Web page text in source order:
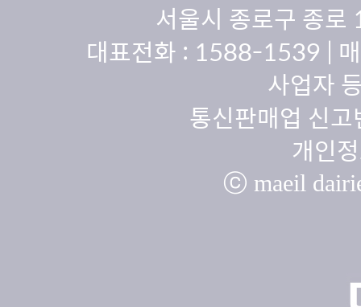
서울시 종로구 종
대표전화 : 1588-1539 |
사업자
통신판매업 신
개인
ⓒ maeil